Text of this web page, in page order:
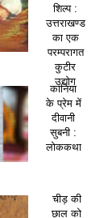
शिल्प :
उत्तराखण्ड
का एक
परम्परागत
कुटीर
उद्योग
कानिया
के प्रेम में
दीवानी
सुबनी :
लोककथा
चीड़ की
छाल को